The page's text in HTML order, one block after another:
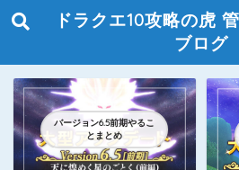
ドラクエ10攻略の虎
ブログ
バージョン6.5前期やるこ
とまとめ